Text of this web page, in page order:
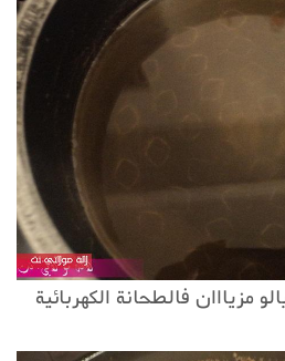
مزيااان فالطحانة الكهربائية